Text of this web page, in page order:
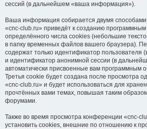
сессий (в дальнейшем «ваша информация»).
Ваша информация собирается двумя
«cnc-club.ru» приведёт к созданию
определённого числа cookies (небольшие
в папку временных файлов вашего браузера).
содержат только идентификатор пользователя
и идентификатор анонимной сессии (в
автоматически присвоенные вам программным
Третья cookie будет создана после просмотра
«cnc-club.ru» и будет использоваться для
прочтённых вами темах, повышая таким
форумами.
Также во время просмотра конференции «cnc-
установить cookies, внешние по отношению к